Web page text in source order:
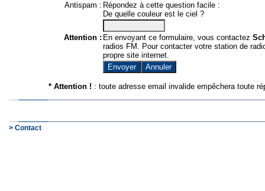
Antispam : Répondez à cette question facile :
De quelle couleur est le ciel ?
Attention : En envoyant ce formulaire, vous contactez
radios FM. Pour contacter votre station de
propre site internet.
* Attention ! : toute adresse email invalide empêchera toute
> Contact